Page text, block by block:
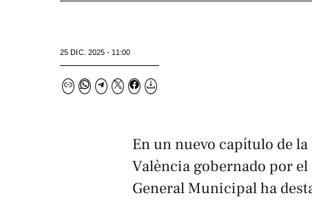
25 DIC. 2025 - 11:00
En un nuevo capítulo de
València gobernado por
General Municipal ha